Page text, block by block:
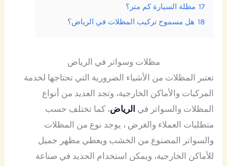
17 مظلة السيارة كم متر؟
18 هل مسموح تركيب المظلات في الرياض؟
مظلات وسواتر في الرياض
تعتبر المظلات من الأشياء الضرورية التي تحتاجها لخدمة
المركبات والأماكن الخارجية، وتجد العديد من أنواع
المظلات والسواتر في الرياض، كما تختلف حسب
متطلبات العملاء والغرض ، يوجد نوع من المظلات
والسواتر المصنوع من الخشب ويعطي مظهر جميل
للأماكن الخارجية، ويمكن استخدام الحديد في صناعة